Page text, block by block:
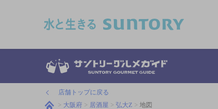
店舗トップに戻る
大阪府
居酒屋 弘大Z 地図